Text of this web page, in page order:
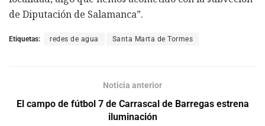
de Diputación de Salamanca”.
Etiquetas: redes de agua Santa Marta de Tormes
Noticia anterior
El campo de fútbol 7 de Carrascal de Barregas estrena
iluminación